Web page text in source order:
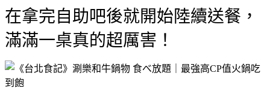
在拿完自助吧後就開始陸續送餐，
滿滿一桌真的超厲害！